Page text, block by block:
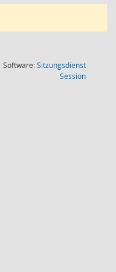
Software:Sitzungsdienst
Session(Wird in